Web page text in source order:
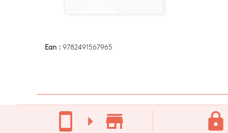
Ean : 9782491567965
stay_current_portrait arrow_right store_mall_directory lock